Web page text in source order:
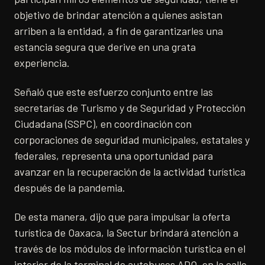
objetivo de brindar atención a quienes asistan
arriben a la entidad, a fin de garantizarles una
estancia segura que derive en una grata
experiencia.
Señaló que este esfuerzo conjunto entre las
secretarías de Turismo y de Seguridad y Protección
Ciudadana (SSPC), en coordinación con
corporaciones de seguridad municipales, estatales y
federales, representa una oportunidad para
avanzar en la recuperación de la actividad turística
después de la pandemia.
De esta manera, dijo que para impulsar la oferta
turística de Oaxaca, la Sectur brindará atención a
través de los módulos de información turística en el